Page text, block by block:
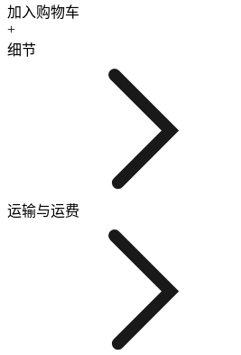
加入购物车
+
细节
运输与运费